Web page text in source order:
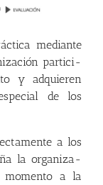
mediante
partici­
y adquieren
de los
a los
la organiza­
momento a la